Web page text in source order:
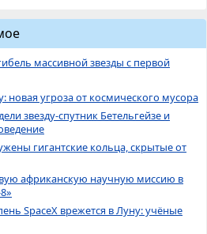
массивной звезды с первой
новая угроза от космического мусора
звезду-спутник Бетельгейзе и
гигантские кольца, скрытые от
африканскую научную миссию в
SpaceX врежется в Луну: учёные